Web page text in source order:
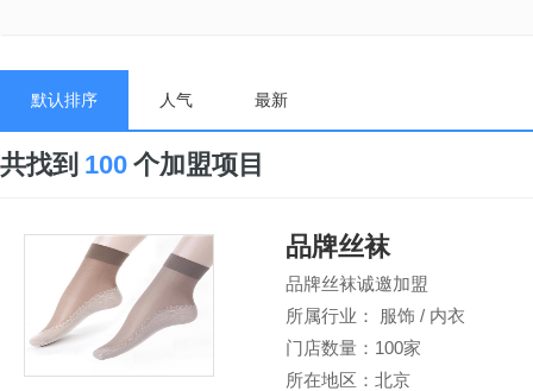
默认排序 人气 最新
共找到 100 个加盟项目
品牌丝袜
品牌丝袜诚邀加盟
所属行业： 服饰 / 内衣
门店数量：100家
所在地区：北京